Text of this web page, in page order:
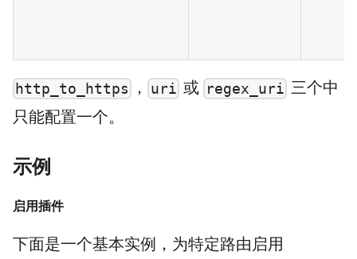
http_to_https ， uri或 regex_uri 三个中
只能配置一个。
示例
启用插件
下面是一个基本实例，为特定路由启用